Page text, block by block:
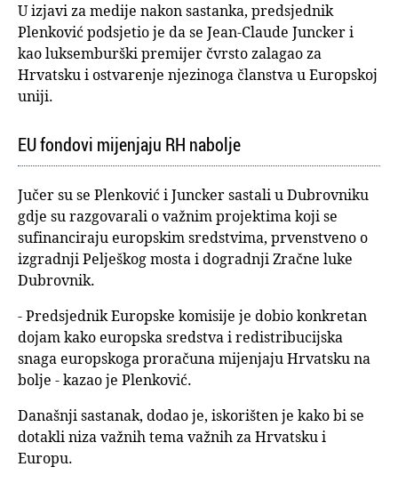
U izjavi za medije nakon sastanka, predsjednik
Plenković podsjetio je da se Jean-Claude Juncker i
kao luksemburški premijer čvrsto zalagao za
Hrvatsku i ostvarenje njezinoga članstva u Europskoj
uniji.
EU fondovi mijenjaju RH nabolje
Jučer su se Plenković i Juncker sastali u Dubrovniku
gdje su razgovarali o važnim projektima koji se
sufinanciraju europskim sredstvima, prvenstveno o
izgradnji Pelješkog mosta i dogradnji Zračne luke
Dubrovnik.
- Predsjednik Europske komisije je dobio konkretan
dojam kako europska sredstva i redistribucijska
snaga europskoga proračuna mijenjaju Hrvatsku na
bolje - kazao je Plenković.
Današnji sastanak, dodao je, iskorišten je kako bi se
dotakli niza važnih tema važnih za Hrvatsku i
Europu.